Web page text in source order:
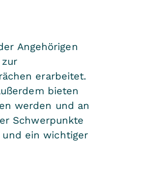
Angehörigen
erarbeitet.
bieten
werden und an
Schwerpunkte
ein wichtiger